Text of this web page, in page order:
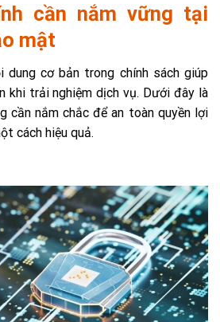
cần nắm vững tại
mật
dung cơ bản trong chính sách giúp
khi trải nghiệm dịch vụ. Dưới đây là
cần nắm chắc để an toàn quyền lợi
cách hiệu quả.